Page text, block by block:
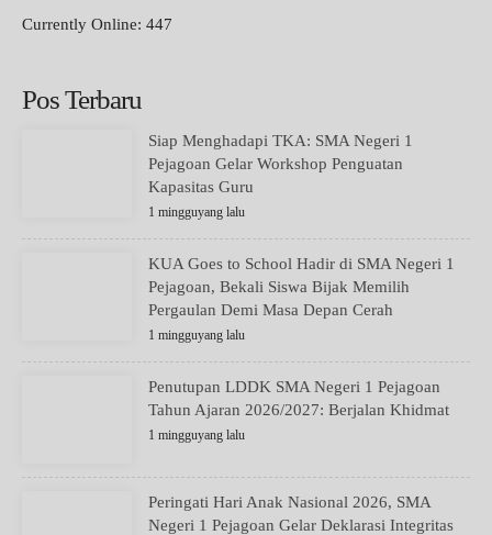
Currently Online: 447
Pos Terbaru
Siap Menghadapi TKA: SMA Negeri 1
Pejagoan Gelar Workshop Penguatan
Kapasitas Guru
1 mingguyang lalu
KUA Goes to School Hadir di SMA Negeri 1
Pejagoan, Bekali Siswa Bijak Memilih
Pergaulan Demi Masa Depan Cerah
1 mingguyang lalu
Penutupan LDDK SMA Negeri 1 Pejagoan
Tahun Ajaran 2026/2027: Berjalan Khidmat
1 mingguyang lalu
Peringati Hari Anak Nasional 2026, SMA
Negeri 1 Pejagoan Gelar Deklarasi Integritas